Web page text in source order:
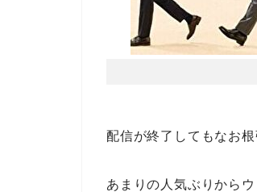
配信が終了してもなお
あまりの人気ぶりから